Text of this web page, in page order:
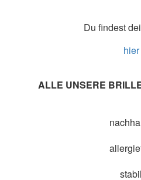
Du findest
hier
ALLE UNSERE
stabil